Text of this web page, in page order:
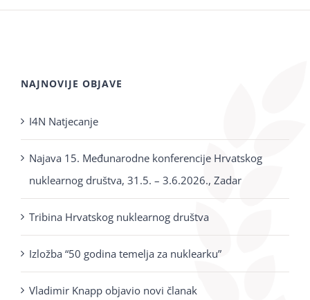
NAJNOVIJE OBJAVE
I4N Natjecanje
Najava 15. Međunarodne konferencije Hrvatskog
nuklearnog društva, 31.5. – 3.6.2026., Zadar
Tribina Hrvatskog nuklearnog društva
Izložba “50 godina temelja za nuklearku”
Vladimir Knapp objavio novi članak